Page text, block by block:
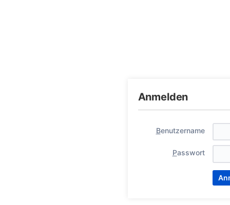
Anmelden
Benutzername
Passwort